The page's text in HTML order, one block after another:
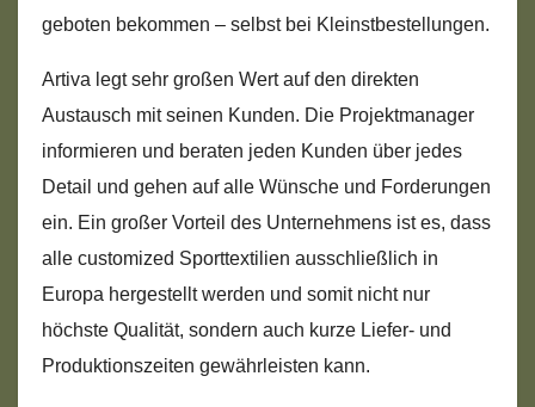
geboten bekommen – selbst bei Kleinstbestellungen.
Artiva legt sehr großen Wert auf den direkten
Austausch mit seinen Kunden. Die Projektmanager
informieren und beraten jeden Kunden über jedes
Detail und gehen auf alle Wünsche und Forderungen
ein. Ein großer Vorteil des Unternehmens ist es, dass
alle customized Sporttextilien ausschließlich in
Europa hergestellt werden und somit nicht nur
höchste Qualität, sondern auch kurze Liefer- und
Produktionszeiten gewährleisten kann.